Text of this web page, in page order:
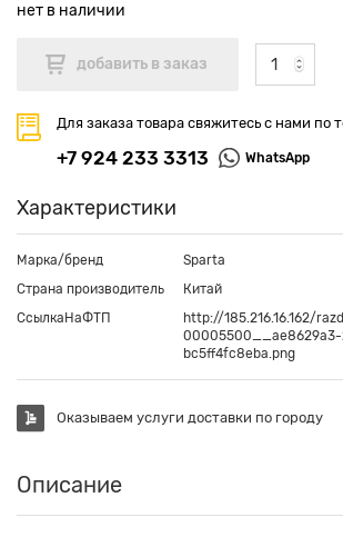
нет в наличии
Для заказа товара свяжитесь с нами по
+7 924 233 3313 WhatsApp
Характеристики
Марка/бренд
Sparta
Страна производитель
Китай
СсылкаНаФТП
http://185.216.16.162/
00005500__ae8629a3-
bc5ff4fc8eba.png
Оказываем услуги доставки по городу
Описание